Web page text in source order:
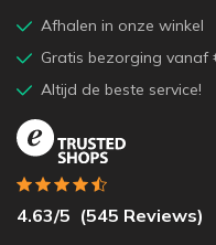
Afhalen in onze winkel
Gratis bezorging vanaf
Altijd de beste service!
4.63/5 (545 Reviews)